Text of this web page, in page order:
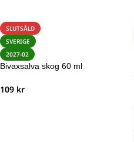
SLUTSÅLD
SVERIGE
2027-02
Bivaxsalva skog 60 ml
109 kr